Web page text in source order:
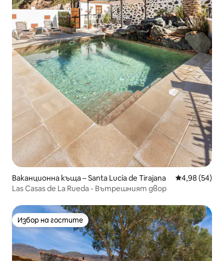
Ваканционна къща – Santa Lucía de Tirajana Средна
4,98 (54)
Las Casas de La Rueda - Вътрешният двор
Избор на гостите
Избор на гостите